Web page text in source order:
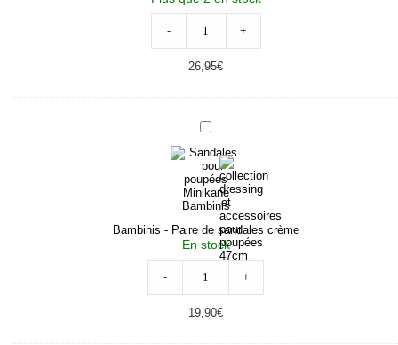
- +
26,95€
Bambinis
Paire
de
sandales
crème
Bambinis - Paire de sandales crème
En stock
- +
19,90€